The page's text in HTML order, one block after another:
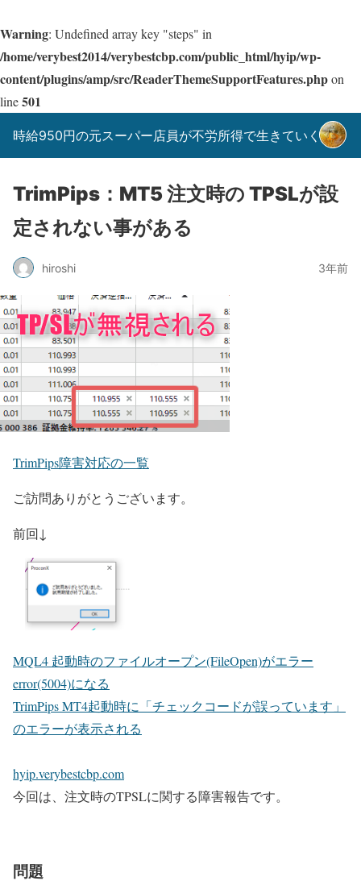
Warning: Undefined array key "steps" in
/home/verybest2014/verybestcbp.com/public_html/hyip/wp-
content/plugins/amp/src/ReaderThemeSupportFeatures.phpon
line501
時給950円の元スーパー店員が不労所得で生きていく！
TrimPips：MT5 注文時の TPSLが設
定されない事がある
hiroshi 3年前
TrimPips障害対応の一覧
ご訪問ありがとうございます。
前回↓
MQL4 起動時のファイルオープン(FileOpen)がエラー
error(5004)になる
TrimPips MT4起動時に「チェックコードが誤っています」
のエラーが表示される
hyip.verybestcbp.com
今回は、注文時のTPSLに関する障害報告です。
問題